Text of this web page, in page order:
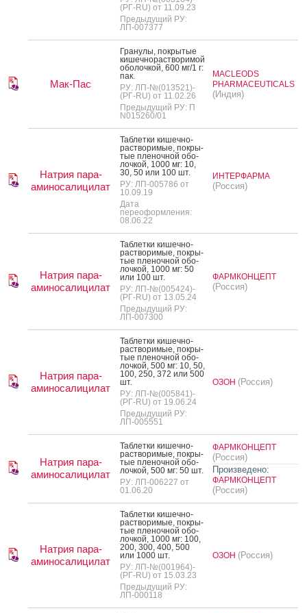
(РГ-RU) от 11.09.23
Предыдущий РУ:
ЛП-007377
Мак-Пас
Гра­нулы, пок­ры­тые
ки­шеч­но­рас­тво­римой
обо­лоч­кой, 600 мг/1 г:
пак.
РУ: ЛП-№(013521)-
(РГ-RU) от 11.02.26
Предыдущий РУ: П
N015260/01
MACLEODS
PHARMACEUTICALS
(Индия)
Натрия пара-
аминосалицилат
Таб­летки ки­шеч­но­
рас­тво­римые, пок­ры­
тые пле­ноч­ной обо­
лоч­кой, 1000 мг: 10,
30, 50 или 100 шт.
РУ: ЛП-005786 от
10.09.19
Дата
переоформления:
08.06.22
ИНТЕРФАРМА
(Россия)
Натрия пара-
аминосалицилат
Таб­летки ки­шеч­но­
рас­тво­римые, пок­ры­
тые пле­ноч­ной обо­
лоч­кой, 1000 мг: 50
или 100 шт.
РУ: ЛП-№(005424)-
(РГ-RU) от 13.05.24
Предыдущий РУ:
ЛП-007300
ФАРМКОНЦЕПТ
(Россия)
Натрия пара-
аминосалицилат
Таб­летки ки­шеч­но­
рас­тво­римые, пок­ры­
тые пле­ноч­ной обо­
лоч­кой, 500 мг: 10, 50,
100, 250, 372 или 500
шт.
РУ: ЛП-№(005841)-
(РГ-RU) от 19.06.24
Предыдущий РУ:
ЛП-005551
ОЗОН (Россия)
Натрия пара-
аминосалицилат
Таб­летки ки­шеч­но­
рас­тво­римые, пок­ры­
тые пле­ноч­ной обо­
лоч­кой, 500 мг: 50 шт.
РУ: ЛП-006227 от
01.06.20
ФАРМКОНЦЕПТ
(Россия)
Произведено:
ФАРМКОНЦЕПТ
(Россия)
Натрия пара-
аминосалицилат
Таб­летки ки­шеч­но­
рас­тво­римые, пок­ры­
тые пле­ноч­ной обо­
лоч­кой, 1000 мг: 100,
200, 300, 400, 500
или 1000 шт.
РУ: ЛП-№(001964)-
(РГ-RU) от 15.03.23
Предыдущий РУ:
ЛП-000118
ОЗОН (Россия)